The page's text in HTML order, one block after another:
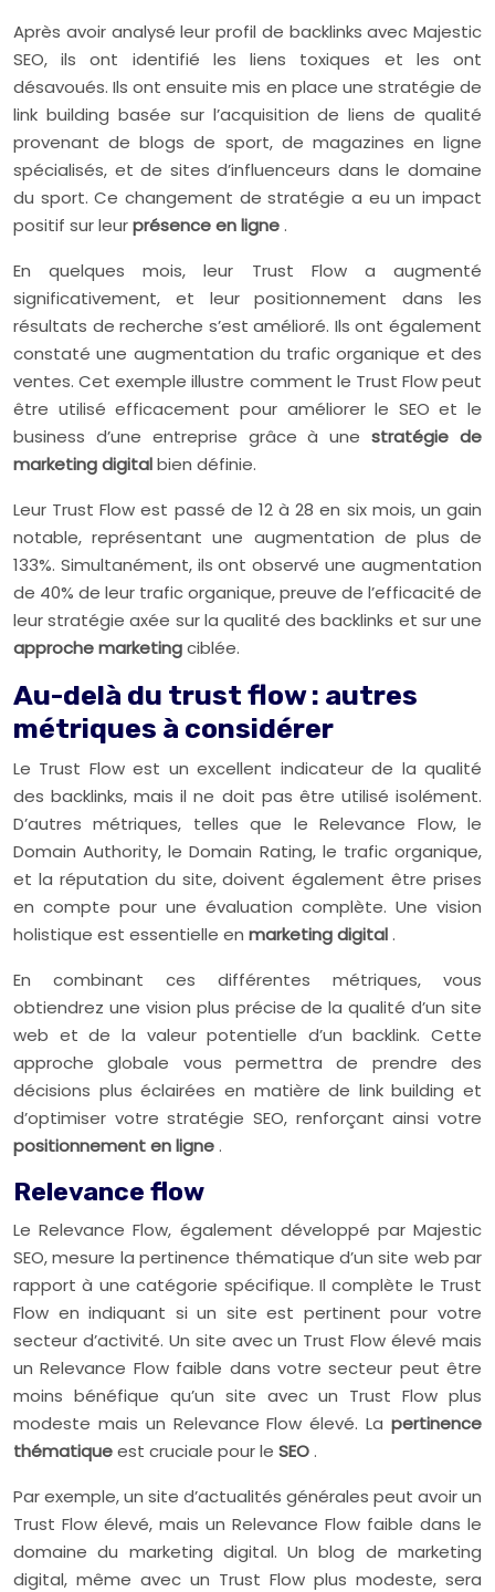
Après avoir analysé leur profil de backlinks avec Majestic
SEO, ils ont identifié les liens toxiques et les ont
désavoués. Ils ont ensuite mis en place une stratégie de
link building basée sur l’acquisition de liens de qualité
provenant de blogs de sport, de magazines en ligne
spécialisés, et de sites d’influenceurs dans le domaine
du sport. Ce changement de stratégie a eu un impact
positif sur leurprésence en ligne.
En quelques mois, leur Trust Flow a augmenté
significativement, et leur positionnement dans les
résultats de recherche s’est amélioré. Ils ont également
constaté une augmentation du trafic organique et des
ventes. Cet exemple illustre comment le Trust Flow peut
être utilisé efficacement pour améliorer le SEO et le
business d’une entreprise grâce à unestratégie de
marketing digitalbien définie.
Leur Trust Flow est passé de 12 à 28 en six mois, un gain
notable, représentant une augmentation de plus de
133%. Simultanément, ils ont observé une augmentation
de 40% de leur trafic organique, preuve de l’efficacité de
leur stratégie axée sur la qualité des backlinks et sur une
approche marketingciblée.
Au-delà du trust flow : autres
métriques à considérer
Le Trust Flow est un excellent indicateur de la qualité
des backlinks, mais il ne doit pas être utilisé isolément.
D’autres métriques, telles que le Relevance Flow, le
Domain Authority, le Domain Rating, le trafic organique,
et la réputation du site, doivent également être prises
en compte pour une évaluation complète. Une vision
holistique est essentielle en marketing digital.
En combinant ces différentes métriques, vous
obtiendrez une vision plus précise de la qualité d’un site
web et de la valeur potentielle d’un backlink. Cette
approche globale vous permettra de prendre des
décisions plus éclairées en matière de link building et
d’optimiser votre stratégie SEO, renforçant ainsi votre
positionnement en ligne.
Relevance flow
Le Relevance Flow, également développé par Majestic
SEO, mesure la pertinence thématique d’un site web par
rapport à une catégorie spécifique. Il complète le Trust
Flow en indiquant si un site est pertinent pour votre
secteur d’activité. Un site avec un Trust Flow élevé mais
un Relevance Flow faible dans votre secteur peut être
moins bénéfique qu’un site avec un Trust Flow plus
modeste mais un Relevance Flow élevé. La pertinence
thématiqueest cruciale pour le SEO.
Par exemple, un site d’actualités générales peut avoir un
Trust Flow élevé, mais un Relevance Flow faible dans le
domaine du marketing digital. Un blog de marketing
digital, même avec un Trust Flow plus modeste, sera